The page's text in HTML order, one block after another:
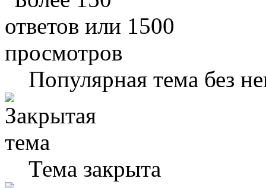
Популярная тема без
Тема закрыта